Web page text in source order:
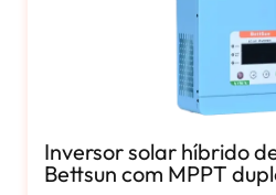
Inversor solar híbrido
Bettsun com MPPT